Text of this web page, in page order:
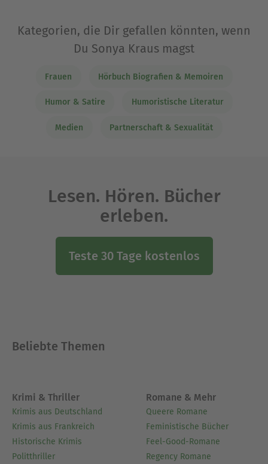
Kategorien, die Dir gefallen könnten, wenn
Du Sonya Kraus magst
Frauen Hörbuch Biografien & Memoiren
Humor & Satire Humoristische Literatur
Medien Partnerschaft & Sexualität
Lesen. Hören. Bücher
erleben.
Teste 30 Tage kostenlos
Beliebte Themen
Krimi & Thriller
Krimis aus Deutschland
Krimis aus Frankreich
Historische Krimis
Politthriller
Romane & Mehr
Queere Romane
Feministische Bücher
Feel-Good-Romane
Regency Romane